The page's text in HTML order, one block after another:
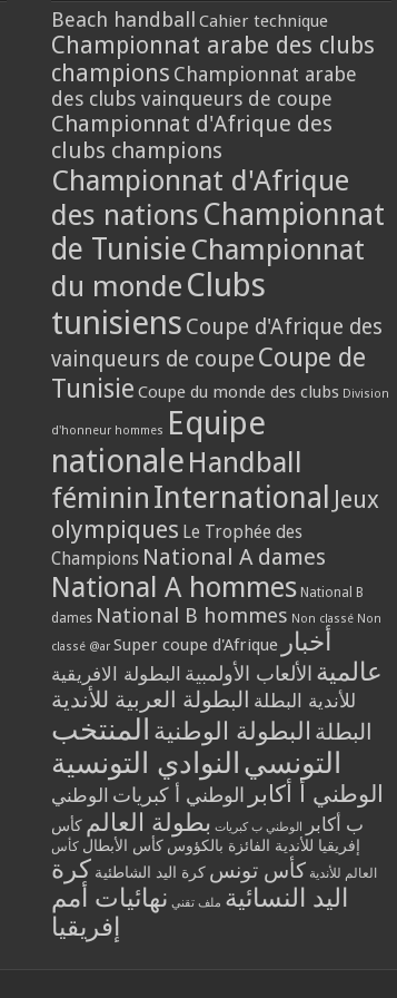
Beach handball Cahier technique
Championnat arabe des clubs
champions Championnat arabe
des clubs vainqueurs de coupe
Championnat d'Afrique des
clubs champions
Championnat d'Afrique
des nations Championnat
de Tunisie Championnat
du monde Clubs
tunisiens Coupe d'Afrique des
vainqueurs de coupe Coupe de
Tunisie Coupe du monde des clubs Division
d'honneur hommes Equipe
nationale Handball
féminin International Jeux
olympiques Le Trophée des
Champions National A dames
National A hommes National B
dames National B hommes Non classé Non
classé @ar Super coupe d'Afrique أخبار
عالمية الألعاب الأولمبية البطولة الافريقية
للأندية البطلة البطولة العربية للأندية
البطلة البطولة الوطنية المنتخب
التونسي النوادي التونسية
الوطني أ أكابر الوطني أ كبريات الوطني
ب أكابر
الوطني ب كبريات بطولة العالم كأس
إفريقيا للأندية الفائزة بالكؤوس كأس الأبطال كأس
العالم للأندية كأس تونس كرة اليد الشاطئية كرة
اليد النسائية ملف تقني نهائيات أمم
إفريقيا